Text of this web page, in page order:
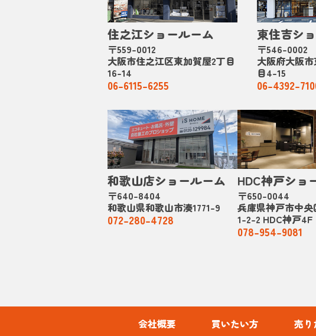
住之江ショールーム
〒559-0012
大阪市住之江区東加賀屋2丁目
16-14
06-6115-6255
東住吉シ
〒546-0002
大阪府大阪
目4-15
06-4392-
和歌山店ショールーム
〒640-8404
和歌山県和歌山市湊1771-9
072-280-4728
HDC神戸ショ
〒650-0044
兵庫県神戸市中
1-2-2 HDC神戸4F
078-954-9081
会社概要 買いたい方 売り